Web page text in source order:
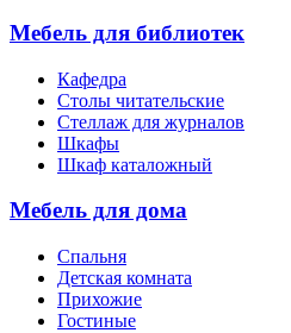
Мебель для библиотек
Кафедра
Столы читательские
Стеллаж для журналов
Шкафы
Шкаф каталожный
Мебель для дома
Спальня
Детская комната
Прихожие
Гостиные